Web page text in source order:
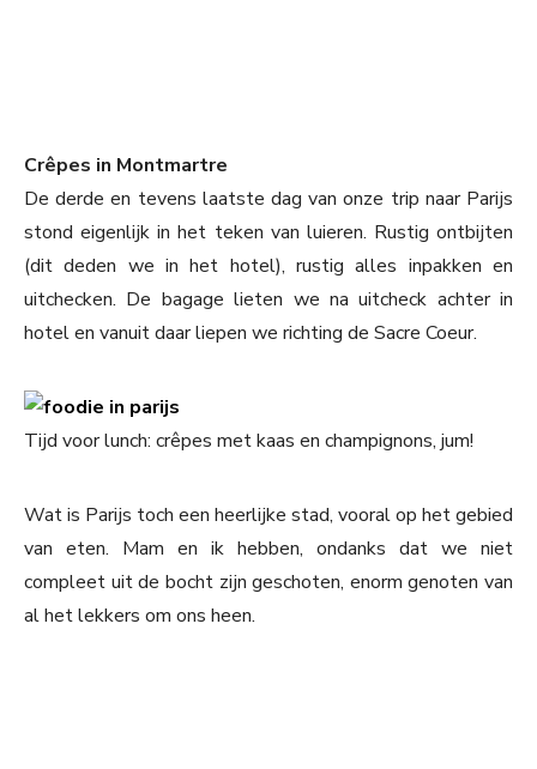
Crêpes in Montmartre
De derde en tevens laatste dag van onze trip naar Parijs
stond eigenlijk in het teken van luieren. Rustig ontbijten
(dit deden we in het hotel), rustig alles inpakken en
uitchecken. De bagage lieten we na uitcheck achter in
hotel en vanuit daar liepen we richting de Sacre Coeur.
Tijd voor lunch: crêpes met kaas en champignons, jum!
Wat is Parijs toch een heerlijke stad, vooral op het gebied
van eten. Mam en ik hebben, ondanks dat we niet
compleet uit de bocht zijn geschoten, enorm genoten van
al het lekkers om ons heen.